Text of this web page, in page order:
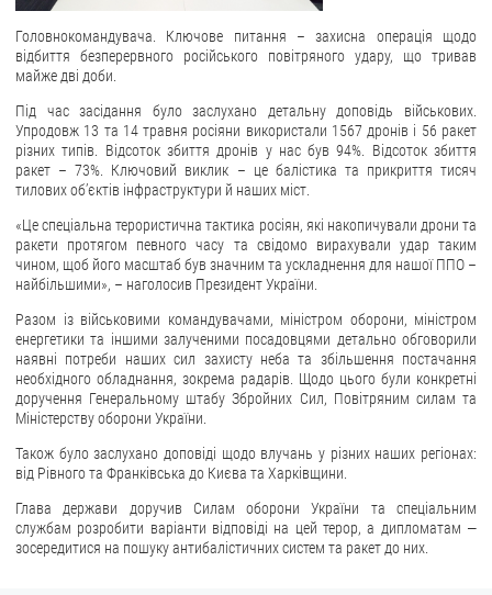
ЗВЕРНЕННЯ ГРОМАДЯН
Звернення громадян
Електронне звернення
ДОСТУП ДО ПУБЛІЧНОЇ ІНФОРМАЦІЇ
Організація доступу до публічної інформації
Запит на отримання публічної інформації
Облік публічної інформації
Публічні закупівлі
Внутрішній аудит
ДЕРЖАВНИЙ РЕЄСТР САНКЦІЙ
Головнокомандувача. Ключове питання – захисна операція щодо
відбиття безперервного російського повітряного удару, що тривав
майже дві доби.
Під час засідання було заслухано детальну доповідь військових.
Упродовж 13 та 14 травня росіяни використали 1567 дронів і 56 ракет
різних типів. Відсоток збиття дронів у нас був 94%. Відсоток збиття
ракет – 73%. Ключовий виклик – це балістика та прикриття тисяч
тилових об’єктів інфраструктури й наших міст.
«Це спеціальна терористична тактика росіян, які накопичували дрони та
ракети протягом певного часу та свідомо вирахували удар таким
чином, щоб його масштаб був значним та ускладнення для нашої ППО –
найбільшими», – наголосив Президент України.
Разом із військовими командувачами, міністром оборони, міністром
енергетики та іншими залученими посадовцями детально обговорили
наявні потреби наших сил захисту неба та збільшення постачання
необхідного обладнання, зокрема радарів. Щодо цього були конкретні
доручення Генеральному штабу Збройних Сил, Повітряним силам та
Міністерству оборони України.
Також було заслухано доповіді щодо влучань у різних наших регіонах:
від Рівного та Франківська до Києва та Харківщини.
Глава держави доручив Силам оборони України та спеціальним
службам розробити варіанти відповіді на цей терор, а дипломатам —
зосередитися на пошуку антибалістичних систем та ракет до них.